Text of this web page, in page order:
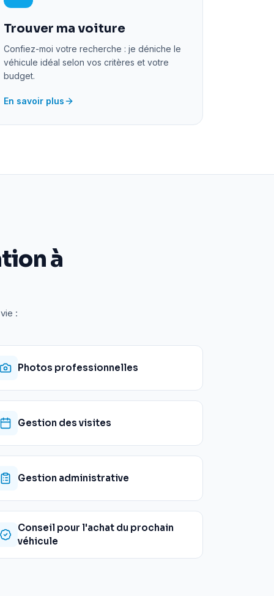
Trouver ma voiture
Confiez-moi votre recherche : je déniche le
véhicule idéal selon vos critères et votre
budget.
En savoir plus
à
:
Photos professionnelles
Gestion des visites
Gestion administrative
Conseil pour l'achat du prochain
véhicule